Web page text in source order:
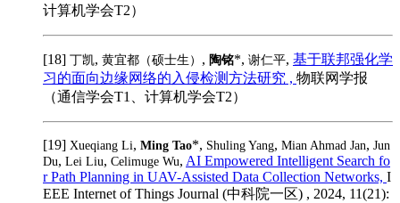
计算机学会T2）
[18] 丁凯, 黄宜都（硕士生） , 陶铭*, 谢仁平, 基于联邦强化学
习的面向边缘网络的入侵检测方法研究 , 物联网学报
（通信学会T1、计算机学会T2）
[19] Xueqiang Li, Ming Tao*, Shuling Yang, Mian Ahmad Jan, Jun
Du, Lei Liu, Celimuge Wu, AI Empowered Intelligent Search fo
r Path Planning in UAV-Assisted Data Collection Networks, I
EEE Internet of Things Journal (中科院一区) , 2024, 11(21):